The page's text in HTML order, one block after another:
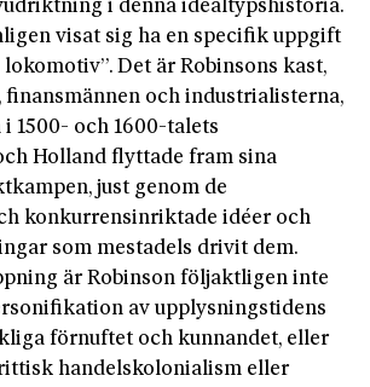
i denna idealtypshistoria.
visat sig ha en specifik uppgift
Det är Robinsons kast,
finansmännen och industrialisterna,
i 1500- och 1600-talets
Holland flyttade fram sina
just genom de
konkurrensinriktade idéer och
som mestadels drivit dem.
är Robinson följaktligen inte
av upplysningstidens
förnuftet och kunnandet, eller
handelskolonialism eller